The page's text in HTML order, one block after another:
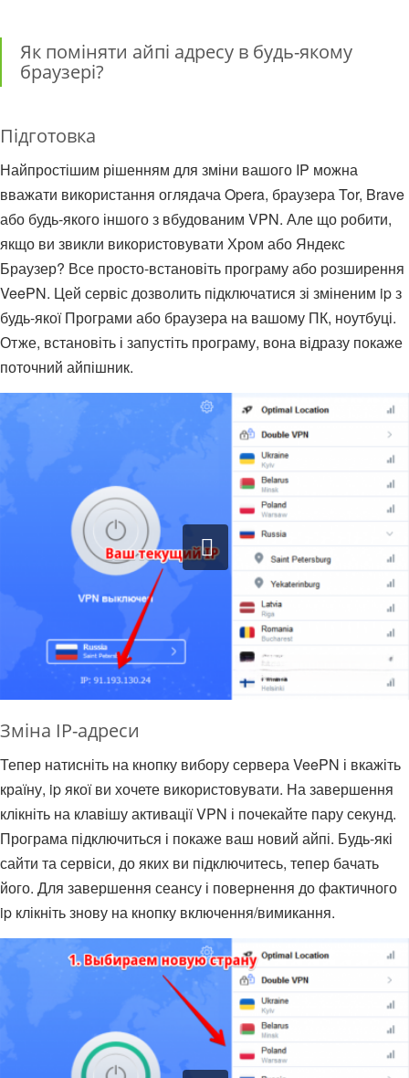
Як поміняти айпі адресу в будь-якому
браузері?
Підготовка
Найпростішим рішенням для зміни вашого IP можна
вважати використання оглядача Opera, браузера Tor, Brave
або будь-якого іншого з вбудованим VPN. Але що робити,
якщо ви звикли використовувати Хром або Яндекс
Браузер? Все просто-встановіть програму або розширення
VeePN. Цей сервіс дозволить підключатися зі зміненим ip з
будь-якої Програми або браузера на вашому ПК, ноутбуці.
Отже, встановіть і запустіть програму, вона відразу покаже
поточний айпішник.
Зміна IP-адреси
Тепер натисніть на кнопку вибору сервера VeePN і вкажіть
країну, ip якої ви хочете використовувати. На завершення
клікніть на клавішу активації VPN і почекайте пару секунд.
Програма підключиться і покаже ваш новий айпі. Будь-які
сайти та сервіси, до яких ви підключитесь, тепер бачать
його. Для завершення сеансу і повернення до фактичного
ip клікніть знову на кнопку включення/вимикання.